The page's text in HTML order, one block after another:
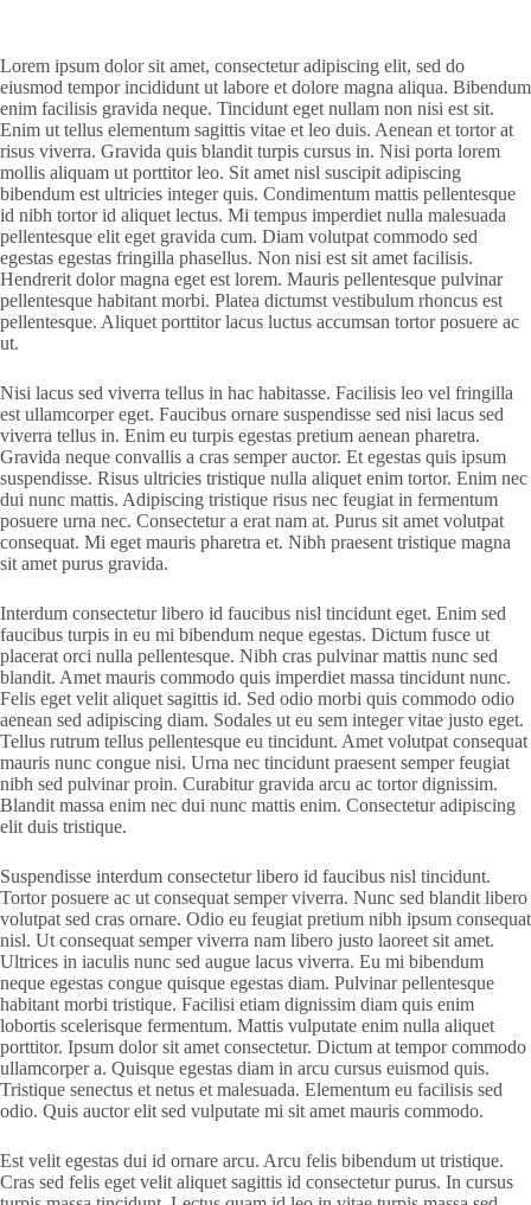
Lorem ipsum dolor sit amet, consectetur adipiscing elit, sed do
eiusmod tempor incididunt ut labore et dolore magna aliqua. Bibendum
enim facilisis gravida neque. Tincidunt eget nullam non nisi est sit.
Enim ut tellus elementum sagittis vitae et leo duis. Aenean et tortor at
risus viverra. Gravida quis blandit turpis cursus in. Nisi porta lorem
mollis aliquam ut porttitor leo. Sit amet nisl suscipit adipiscing
bibendum est ultricies integer quis. Condimentum mattis pellentesque
id nibh tortor id aliquet lectus. Mi tempus imperdiet nulla malesuada
pellentesque elit eget gravida cum. Diam volutpat commodo sed
egestas egestas fringilla phasellus. Non nisi est sit amet facilisis.
Hendrerit dolor magna eget est lorem. Mauris pellentesque pulvinar
pellentesque habitant morbi. Platea dictumst vestibulum rhoncus est
pellentesque. Aliquet porttitor lacus luctus accumsan tortor posuere ac
ut.
Nisi lacus sed viverra tellus in hac habitasse. Facilisis leo vel fringilla
est ullamcorper eget. Faucibus ornare suspendisse sed nisi lacus sed
viverra tellus in. Enim eu turpis egestas pretium aenean pharetra.
Gravida neque convallis a cras semper auctor. Et egestas quis ipsum
suspendisse. Risus ultricies tristique nulla aliquet enim tortor. Enim nec
dui nunc mattis. Adipiscing tristique risus nec feugiat in fermentum
posuere urna nec. Consectetur a erat nam at. Purus sit amet volutpat
consequat. Mi eget mauris pharetra et. Nibh praesent tristique magna
sit amet purus gravida.
Interdum consectetur libero id faucibus nisl tincidunt eget. Enim sed
faucibus turpis in eu mi bibendum neque egestas. Dictum fusce ut
placerat orci nulla pellentesque. Nibh cras pulvinar mattis nunc sed
blandit. Amet mauris commodo quis imperdiet massa tincidunt nunc.
Felis eget velit aliquet sagittis id. Sed odio morbi quis commodo odio
aenean sed adipiscing diam. Sodales ut eu sem integer vitae justo eget.
Tellus rutrum tellus pellentesque eu tincidunt. Amet volutpat consequat
mauris nunc congue nisi. Urna nec tincidunt praesent semper feugiat
nibh sed pulvinar proin. Curabitur gravida arcu ac tortor dignissim.
Blandit massa enim nec dui nunc mattis enim. Consectetur adipiscing
elit duis tristique.
Suspendisse interdum consectetur libero id faucibus nisl tincidunt.
Tortor posuere ac ut consequat semper viverra. Nunc sed blandit libero
volutpat sed cras ornare. Odio eu feugiat pretium nibh ipsum consequat
nisl. Ut consequat semper viverra nam libero justo laoreet sit amet.
Ultrices in iaculis nunc sed augue lacus viverra. Eu mi bibendum
neque egestas congue quisque egestas diam. Pulvinar pellentesque
habitant morbi tristique. Facilisi etiam dignissim diam quis enim
lobortis scelerisque fermentum. Mattis vulputate enim nulla aliquet
porttitor. Ipsum dolor sit amet consectetur. Dictum at tempor commodo
ullamcorper a. Quisque egestas diam in arcu cursus euismod quis.
Tristique senectus et netus et malesuada. Elementum eu facilisis sed
odio. Quis auctor elit sed vulputate mi sit amet mauris commodo.
Est velit egestas dui id ornare arcu. Arcu felis bibendum ut tristique.
Cras sed felis eget velit aliquet sagittis id consectetur purus. In cursus